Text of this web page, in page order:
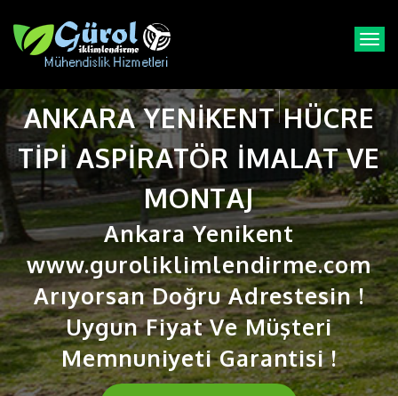
T
g
l
e
n
a
v
i
g
a
t
i
o
n
ANKARA YENIKENT HÜCRE
TIPI ASPIRATÖR IMALAT VE
MONTAJ
Ankara Yenikent
www.guroliklimlendirme.com
Arıyorsan Doğru Adrestesin !
Uygun Fiyat Ve Müşteri
Memnuniyeti Garantisi !